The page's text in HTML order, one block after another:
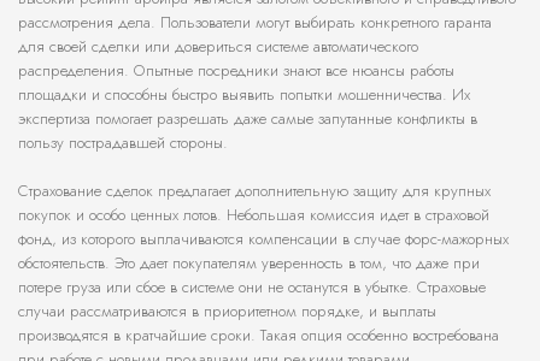
рассмотрения дела. Пользователи могут выбирать конкретного гаранта
для своей сделки или довериться системе автоматического
распределения. Опытные посредники знают все нюансы работы
площадки и способны быстро выявить попытки мошенничества. Их
экспертиза помогает разрешать даже самые запутанные конфликты в
пользу пострадавшей стороны.
Страхование сделок предлагает дополнительную защиту для крупных
покупок и особо ценных лотов. Небольшая комиссия идет в страховой
фонд, из которого выплачиваются компенсации в случае форс-мажорных
обстоятельств. Это дает покупателям уверенность в том, что даже при
потере груза или сбое в системе они не останутся в убытке. Страховые
случаи рассматриваются в приоритетном порядке, и выплаты
производятся в кратчайшие сроки. Такая опция особенно востребована